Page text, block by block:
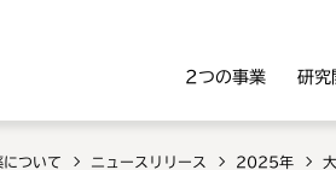
2つの事業 研究
ついて ニュースリリース 2025年